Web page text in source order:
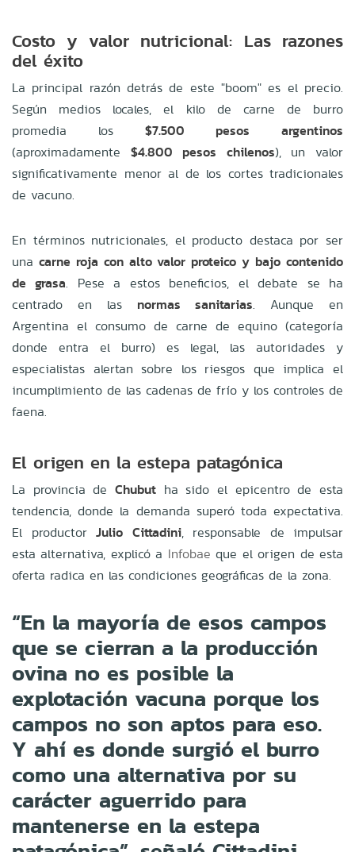
Costo y valor nutricional: Las razones
del éxito
La principal razón detrás de este "boom" es el precio.
Según medios locales, el kilo de carne de burro
promedia los $7.500 pesos argentinos
(aproximadamente $4.800 pesos chilenos), un valor
significativamente menor al de los cortes tradicionales
de vacuno.
En términos nutricionales, el producto destaca por ser
una carne roja con alto valor proteico y bajo contenido
de grasa. Pese a estos beneficios, el debate se ha
centrado en las normas sanitarias. Aunque en
Argentina el consumo de carne de equino (categoría
donde entra el burro) es legal, las autoridades y
especialistas alertan sobre los riesgos que implica el
incumplimiento de las cadenas de frío y los controles de
faena.
El origen en la estepa patagónica
La provincia de Chubut ha sido el epicentro de esta
tendencia, donde la demanda superó toda expectativa.
El productor Julio Cittadini, responsable de impulsar
esta alternativa, explicó a Infobae que el origen de esta
oferta radica en las condiciones geográficas de la zona.
“En la mayoría de esos campos
que se cierran a la producción
ovina no es posible la
explotación vacuna porque los
campos no son aptos para eso.
Y ahí es donde surgió el burro
como una alternativa por su
carácter aguerrido para
mantenerse en la estepa